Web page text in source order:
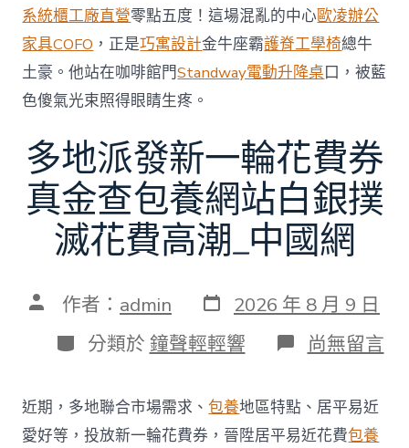
系統櫃工廠直營零點五度！這場混亂的中心歐凌辦公
家具COFO ，正是巧寓設計金牛座霸護脊工學椅總牛
土豪。他站在咖啡館門Standway電動升降桌口，被藍
色傻氣光束照得眼睛生疼。
多地派發新一輪花費券
真金查包養網站白銀撲
滅花費高潮_中國網
文 作者： admin 發
表
日
期
2026 年 8 月 9 日
分
類
分類於 鐘聲輕輕響 在
〈多
派
發
新
尚無留言
近期，多地聯合市場需求、包養地區特點、居平易近
愛好等，投放新一輪花費券，晉陞居平易近花費包養